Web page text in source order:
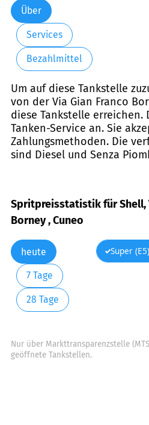
Über
Services
Bezahlmittel
Um auf diese Tankstelle
von der Via Gian Franco
diese Tankstelle erreichen.
Tanken-Service an. Sie
Zahlungsmethoden. Die
sind Diesel und Senza
Spritpreisstatistik für Shell,
Borney , Cuneo
heute
7 Tage
28 Tage
Super (E5)
Nur über Markttransparenzstelle
geöffnete Tankstellen.